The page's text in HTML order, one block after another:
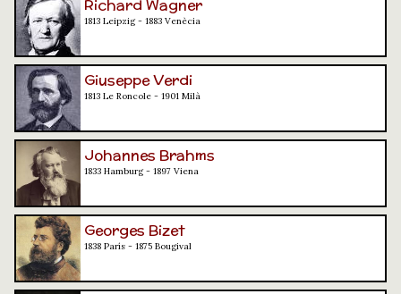
Richard Wagner
1813 Leipzig - 1883 Venècia
Giuseppe Verdi
1813 Le Roncole - 1901 Milà
Johannes Brahms
1833 Hamburg - 1897 Viena
Georges Bizet
1838 París - 1875 Bougival